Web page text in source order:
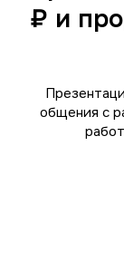
₽ и
общения с